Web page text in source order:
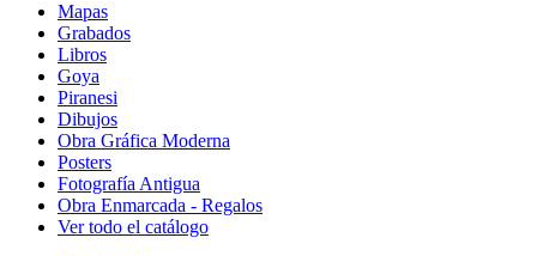
Mapas
Grabados
Libros
Goya
Piranesi
Dibujos
Obra Gráfica Moderna
Posters
Fotografía Antigua
Obra Enmarcada - Regalos
Ver todo el catálogo